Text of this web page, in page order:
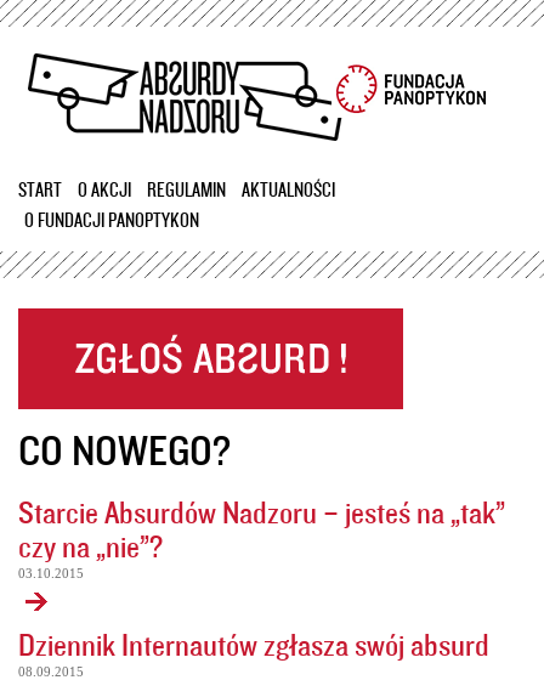
Przejdź
treści
START O AKCJI REGULAMIN
AKTUALNOŚCI
O FUNDACJI PANOPTYKON
CO NOWEGO?
Starcie Absurdów Nadzoru – jesteś na „tak”
czy na „nie”?
03.10.2015
Dziennik Internautów zgłasza swój absurd
08.09.2015